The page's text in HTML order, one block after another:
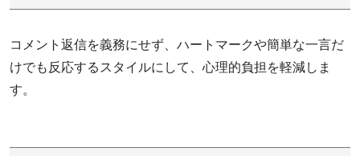
コメント返信を義務にせず、ハートマークや簡単な一言だ
けでも反応するスタイルにして、心理的負担を軽減しま
す。